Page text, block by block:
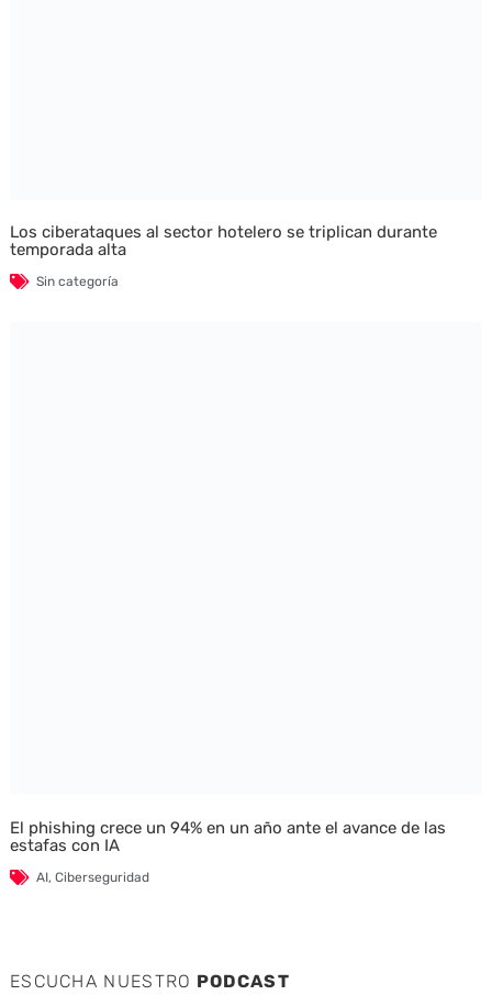
Los ciberataques al sector hotelero se triplican durante
temporada alta
Sin categoría
El phishing crece un 94% en un año ante el avance de las
estafas con IA
AI, Ciberseguridad
ESCUCHA NUESTRO PODCAST